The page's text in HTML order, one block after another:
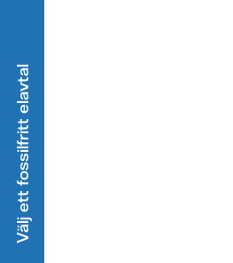
Välj ett fossilfritt elavtal